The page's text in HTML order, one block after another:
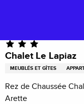
principal
Chalet Le Lapiaz
MEUBLÉS ET GÎTES
Rez de Chaussée
Arette